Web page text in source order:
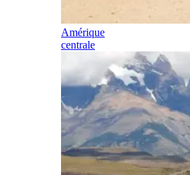
Amérique
centrale